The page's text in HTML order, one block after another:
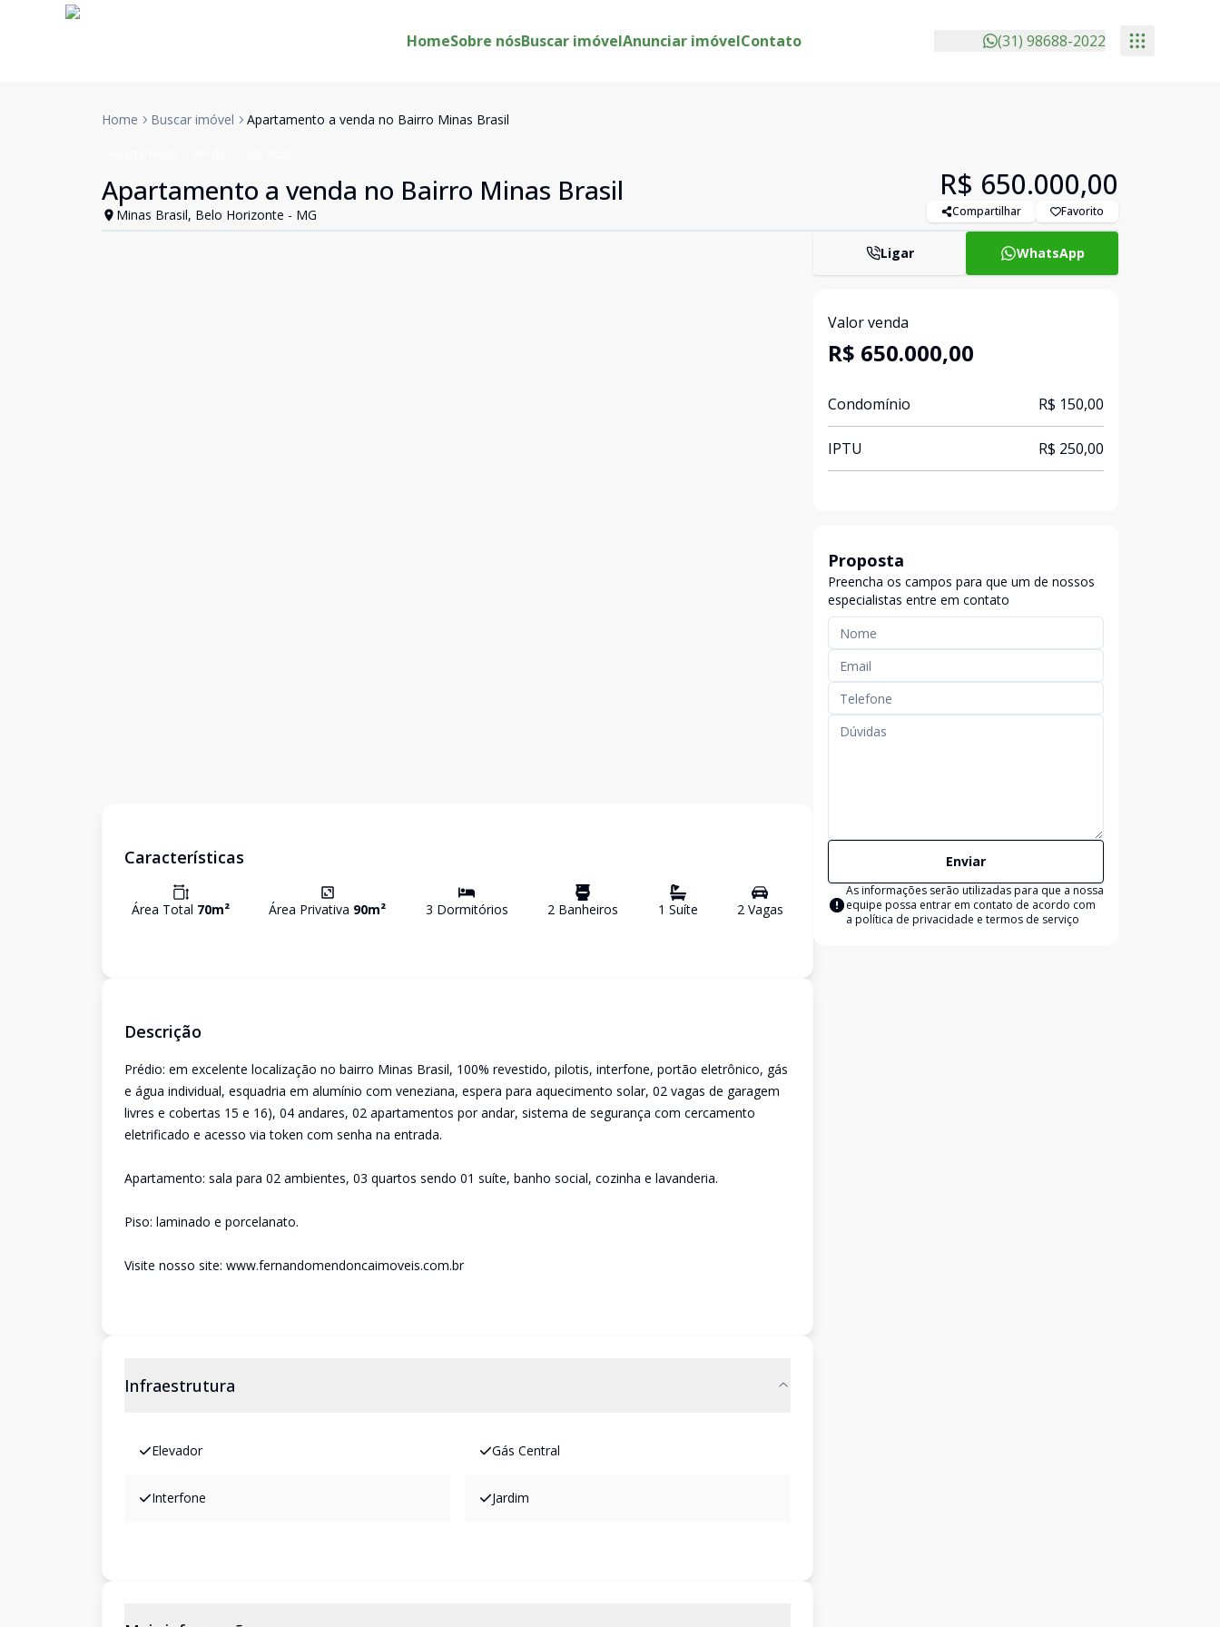
HomeSobre nósBuscar imóvelAnunciar imóvelContato (31) 98688-2022
Home Buscar imóvel Apartamento a venda no Bairro Minas Brasil
Apartamento a venda no Bairro Minas Brasil
Minas Brasil, Belo Horizonte - MG
R$ 650.000,00
Compartilhar Favorito
Características
Área Total 70m² Área Privativa 90m² 3 Dormitórios 2 Banheiros 1 Suíte 2Vagas
Descrição
Prédio: em excelente localização no bairro Minas Brasil, 100% revestido, pilotis, interfone, portão eletrônico, gás
e água individual, esquadria em alumínio com veneziana, espera para aquecimento solar, 02 vagas de garagem
livres e cobertas 15 e 16), 04 andares, 02 apartamentos por andar, sistema de segurança com cercamento
eletrificado e acesso via token com senha na entrada.
Apartamento: sala para 02 ambientes, 03 quartos sendo 01 suíte, banho social, cozinha e lavanderia.
Piso: laminado e porcelanato.
Visite nosso site: www.fernandomendoncaimoveis.com.br
Infraestrutura
Elevador Gás Central
Interfone Jardim
Ligar WhatsApp
Valor venda
R$ 650.000,00
Condomínio R$ 150,00
IPTU R$ 250,00
Proposta
Preencha os campos para que um de nossos
especialistas entre em contato
Enviar
As informações serão utilizadas para que a nossa
equipe possa entrar em contato de acordo com
a política de privacidade e termos de serviço